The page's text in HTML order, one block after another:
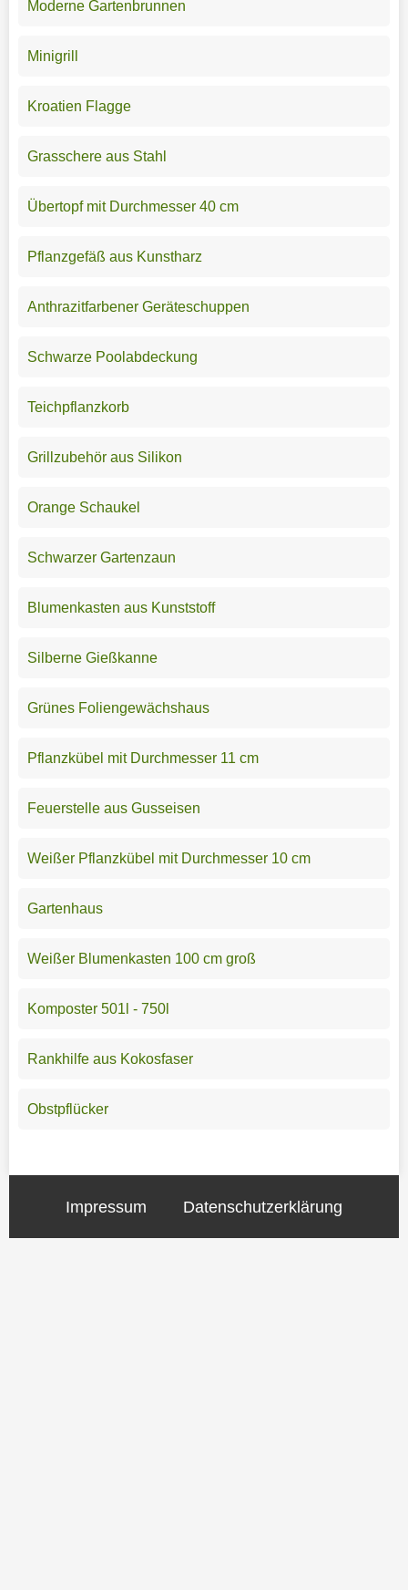
Moderne Gartenbrunnen
Minigrill
Kroatien Flagge
Grasschere aus Stahl
Übertopf mit Durchmesser 40 cm
Pflanzgefäß aus Kunstharz
Anthrazitfarbener Geräteschuppen
Schwarze Poolabdeckung
Teichpflanzkorb
Grillzubehör aus Silikon
Orange Schaukel
Schwarzer Gartenzaun
Blumenkasten aus Kunststoff
Silberne Gießkanne
Grünes Foliengewächshaus
Pflanzkübel mit Durchmesser 11 cm
Feuerstelle aus Gusseisen
Weißer Pflanzkübel mit Durchmesser 10 cm
Gartenhaus
Weißer Blumenkasten 100 cm groß
Komposter 501l - 750l
Rankhilfe aus Kokosfaser
Obstpflücker
Impressum Datenschutzerklärung